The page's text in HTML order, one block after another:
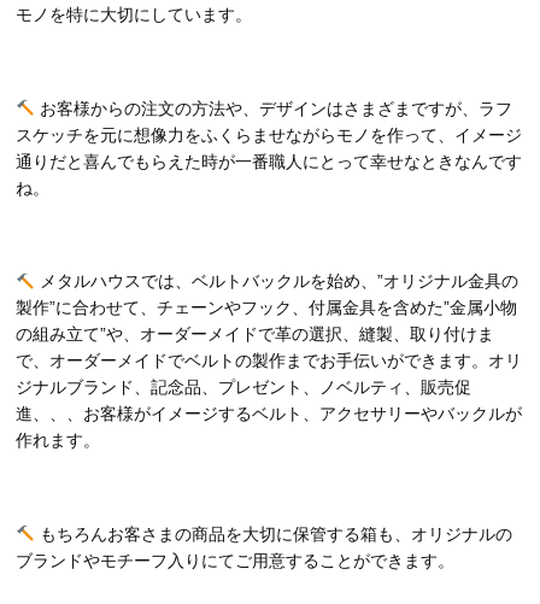
モノを特に大切にしています。
お客様からの注文の方法や、デザインはさまざまですが、ラフ
スケッチを元に想像力をふくらませながらモノを作って、イメージ
通りだと喜んでもらえた時が一番職人にとって幸せなときなんです
ね。
メタルハウスでは、ベルトバックルを始め、”オリジナル金具の
製作”に合わせて、チェーンやフック、付属金具を含めた”金属小物
の組み立て”や、オーダーメイドで革の選択、縫製、取り付けま
で、オーダーメイドでベルトの製作までお手伝いができます。オリ
ジナルブランド、記念品、プレゼント、ノベルティ、販売促
進、、、お客様がイメージするベルト、アクセサリーやバックルが
作れます。
もちろんお客さまの商品を大切に保管する箱も、オリジナルの
ブランドやモチーフ入りにてご用意することができます。